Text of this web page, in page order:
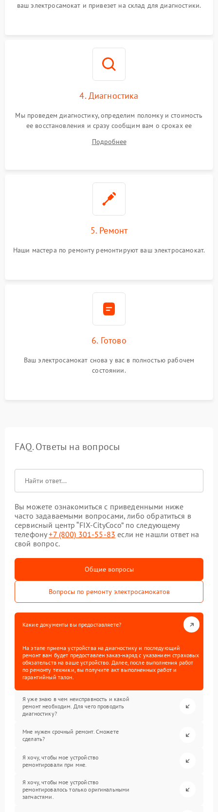
ваш электросамокат и привезет на склад для диагностики.
4. Диагностика
Мы проведем диагностику, определим поломку и стоимость
ее восстановления и сразу сообщим вам о сроках ее
Подробнее
5. Ремонт
Наши мастера по ремонту ремонтируют ваш электросамокат.
6. Готово
Ваш электросамокат снова у вас в полностью рабочем
состоянии.
FAQ. Ответы на вопросы
Вы можете ознакомиться с приведенными ниже
часто задаваемыми вопросами, либо обратиться в
сервисный центр “FIX-CityCoco” по следующему
телефону+7 (800) 301-55-83 если не нашли ответ на
свой вопрос.
Общие вопросы
Вопросы по ремонту электросамокатов
Какие документы вы предоставляете?
На этапе приема устройства на диагностику и последующий
ремонт вам будет предоставлен заказ-наряд с указанием страховых
обязательств на ваше устройство. Далее, после выполнения работ
по ремонту техники, вы получите акт выполненных работ и
гарантийный талон.
Я уже знаю в чем неисправность и какой
ремонт необходим. Для чего проводить
диагностику?
Мне нужен срочный ремонт. Сможете
сделать?
Я хочу, чтобы мое устройство
ремонтировали при мне.
Я хочу, чтобы мое устройство
ремонтировалось только оригинальными
запчастями.